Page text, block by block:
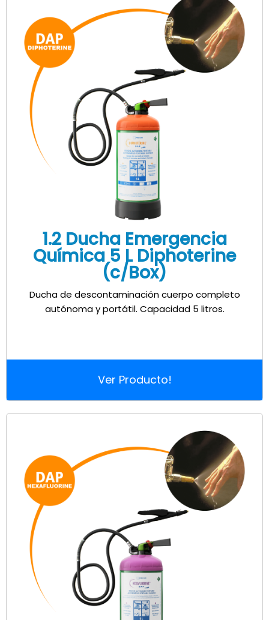
1.2 Ducha Emergencia
Química 5 L Diphoterine
(c/Box)
Ducha de descontaminación cuerpo completo
autónoma y portátil. Capacidad 5 litros.
Ver Producto!